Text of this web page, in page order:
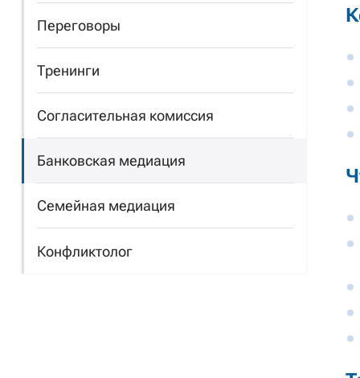
Переговоры
Тренинги
Согласительная комиссия
Банковская медиация
Семейная медиация
Конфликтолог